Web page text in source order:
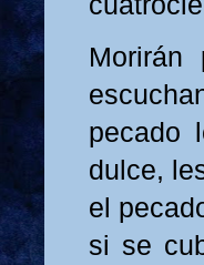
pecado
dulce,
el
si se